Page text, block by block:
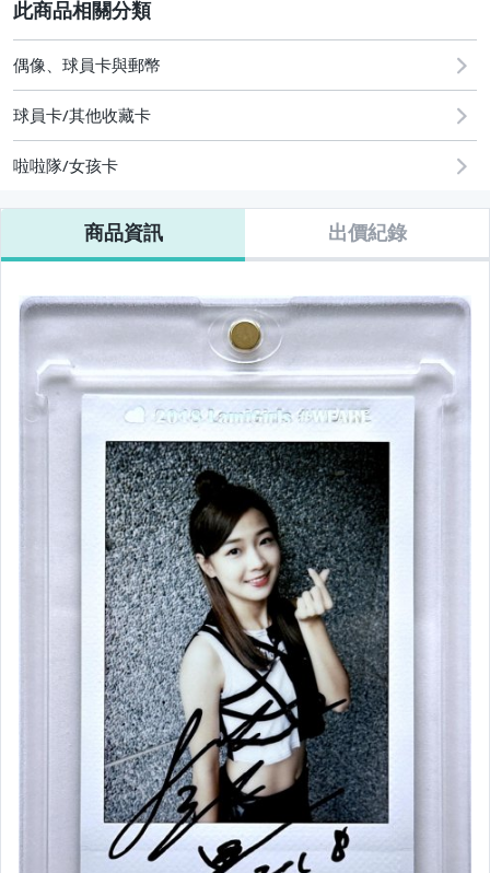
成人專區
玩具、模型與公仔
偶像、球員卡與郵幣
偶像、球員卡與郵幣
球員卡/其他收藏卡
啦啦隊/女孩卡
商品資訊 出價紀錄